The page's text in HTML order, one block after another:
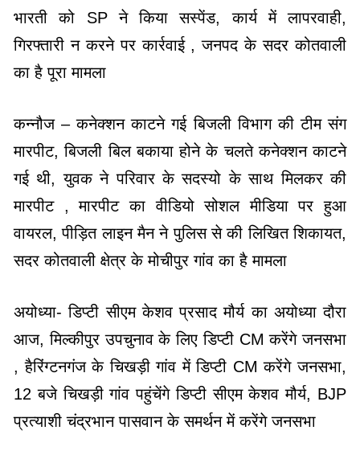
भारती को SP ने किया सस्पेंड, कार्य में लापरवाही,
गिरफ्तारी न करने पर कार्रवाई , जनपद के सदर कोतवाली
का है पूरा मामला
कन्नौज – कनेक्शन काटने गई बिजली विभाग की टीम संग
मारपीट, बिजली बिल बकाया होने के चलते कनेक्शन काटने
गई थी, युवक ने परिवार के सदस्यो के साथ मिलकर की
मारपीट , मारपीट का वीडियो सोशल मीडिया पर हुआ
वायरल, पीड़ित लाइन मैन ने पुलिस से की लिखित शिकायत,
सदर कोतवाली क्षेत्र के मोचीपुर गांव का है मामला
अयोध्या- डिप्टी सीएम केशव प्रसाद मौर्य का अयोध्या दौरा
आज, मिल्कीपुर उपचुनाव के लिए डिप्टी CM करेंगे जनसभा
, हैरिंग्टनगंज के चिखड़ी गांव में डिप्टी CM करेंगे जनसभा,
12 बजे चिखड़ी गांव पहुंचेंगे डिप्टी सीएम केशव मौर्य, BJP
प्रत्याशी चंद्रभान पासवान के समर्थन में करेंगे जनसभा